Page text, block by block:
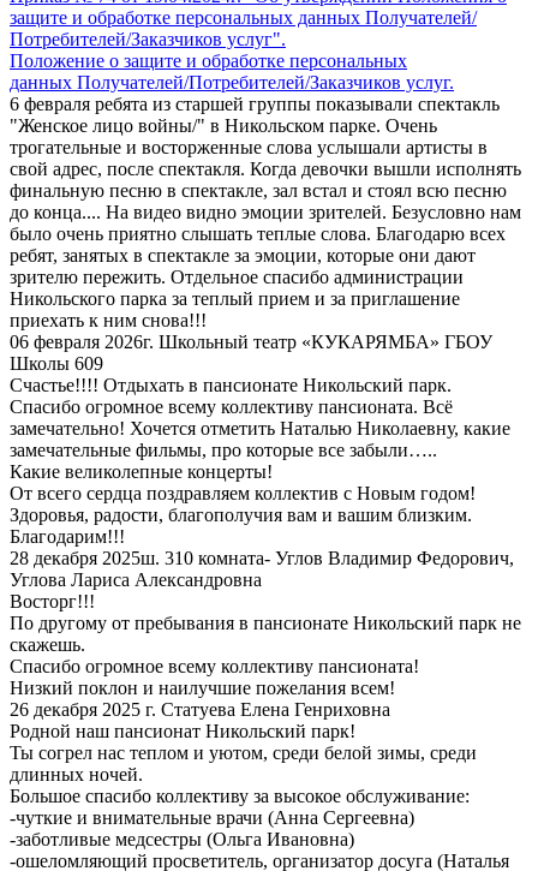
защите и обработке персональных данных Получателей/
Потребителей/Заказчиков услуг".
Положение о защите и обработке персональных
данных Получателей/Потребителей/Заказчиков услуг.
6 февраля ребята из старшей группы показывали спектакль
"Женское лицо войны/" в Никольском парке. Очень
трогательные и восторженные слова услышали артисты в
свой адрес, после спектакля. Когда девочки вышли исполнять
финальную песню в спектакле, зал встал и стоял всю песню
до конца.... На видео видно эмоции зрителей. Безусловно нам
было очень приятно слышать теплые слова. Благодарю всех
ребят, занятых в спектакле за эмоции, которые они дают
зрителю пережить. Отдельное спасибо администрации
Никольского парка за теплый прием и за приглашение
приехать к ним снова!!!
06 февраля 2026г. Школьный театр «КУКАРЯМБА» ГБОУ
Школы 609
Счастье!!!! Отдыхать в пансионате Никольский парк.
Спасибо огромное всему коллективу пансионата. Всё
замечательно! Хочется отметить Наталью Николаевну, какие
замечательные фильмы, про которые все забыли…..
Какие великолепные концерты!
От всего сердца поздравляем коллектив с Новым годом!
Здоровья, радости, благополучия вам и вашим близким.
Благодарим!!!
28 декабря 2025ш. 310 комната- Углов Владимир Федорович,
Углова Лариса Александровна
Восторг!!!
По другому от пребывания в пансионате Никольский парк не
скажешь.
Спасибо огромное всему коллективу пансионата!
Низкий поклон и наилучшие пожелания всем!
26 декабря 2025 г. Статуева Елена Генриховна
Родной наш пансионат Никольский парк!
Ты согрел нас теплом и уютом, среди белой зимы, среди
длинных ночей.
Большое спасибо коллективу за высокое обслуживание:
-чуткие и внимательные врачи (Анна Сергеевна)
-заботливые медсестры (Ольга Ивановна)
-ошеломляющий просветитель, организатор досуга (Наталья